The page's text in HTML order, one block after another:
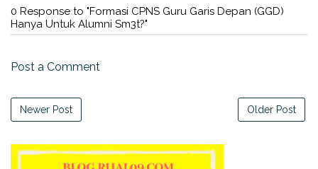
0 Response to "Formasi CPNS Guru Garis Depan (GGD)
Hanya Untuk Alumni Sm3t?"
Post a Comment
Newer Post Older Post